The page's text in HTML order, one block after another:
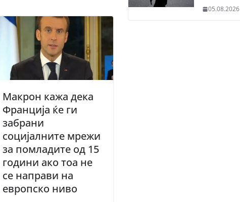
Макрон кажа дека
Франција ќе ги
забрани
социјалните мрежи
за помладите од 15
години ако тоа не
се направи на
европско ниво
05.08.2026